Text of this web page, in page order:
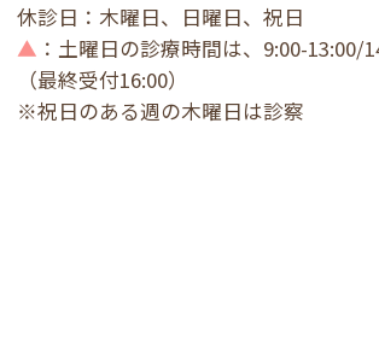
休診日：木曜日、日曜日、祝日
▲ ：土曜日の診療時間は、9:00-13:00/
（最終受付16:00）
※祝日のある週の木曜日は診察